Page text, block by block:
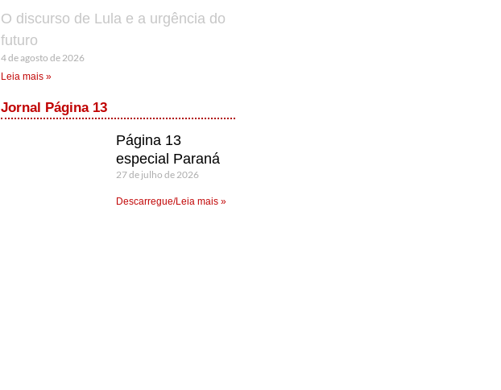
O discurso de Lula e a urgência do
futuro
4 de agosto de 2026
Leia mais »
Jornal Página 13
Página 13
especial Paraná
27 de julho de 2026
Descarregue/Leia mais »